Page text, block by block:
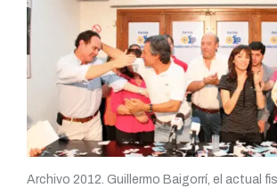
Archivo 2012. Guillermo Baigorrí, el actual